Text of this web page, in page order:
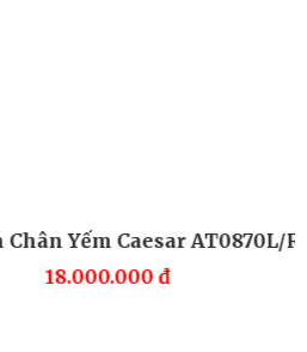
Caesar AT0870L/R
đ